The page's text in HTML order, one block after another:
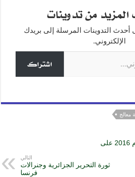
a
m
n
g
er
من تدوينات
التدوينات المرسلة إلى بريدك
الإلكتروني.
اشتراك
معالج
بين العام 1516م والعام 2016 على
التالي
ثورة التحرير الجزائرية وجنرالات
فرنسا